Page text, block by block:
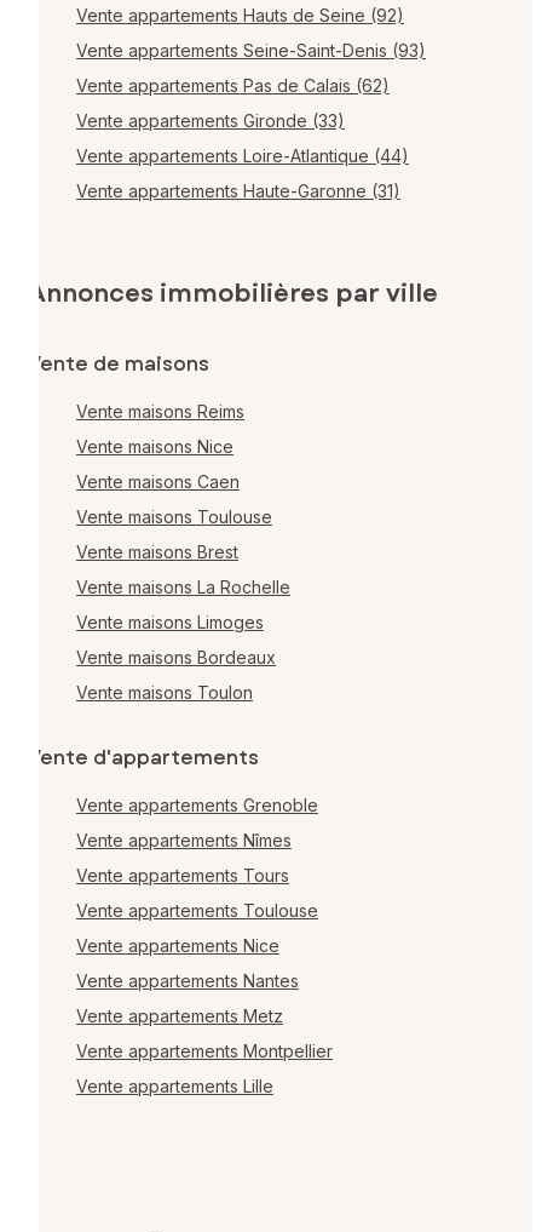
Vente appartements Hauts de Seine (92)
Vente appartements Seine-Saint-Denis (93)
Vente appartements Pas de Calais (62)
Vente appartements Gironde (33)
Vente appartements Loire-Atlantique (44)
Vente appartements Haute-Garonne (31)
Annonces immobilières par ville
Vente de maisons
Vente maisons Reims
Vente maisons Nice
Vente maisons Caen
Vente maisons Toulouse
Vente maisons Brest
Vente maisons La Rochelle
Vente maisons Limoges
Vente maisons Bordeaux
Vente maisons Toulon
Vente d'appartements
Vente appartements Grenoble
Vente appartements Nîmes
Vente appartements Tours
Vente appartements Toulouse
Vente appartements Nice
Vente appartements Nantes
Vente appartements Metz
Vente appartements Montpellier
Vente appartements Lille